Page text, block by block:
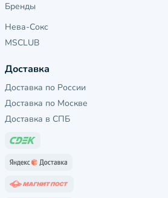
Бренды
Нева-Сокс
MSCLUB
Доставка
Доставка по России
Доставка по Москве
Доставка в СПБ